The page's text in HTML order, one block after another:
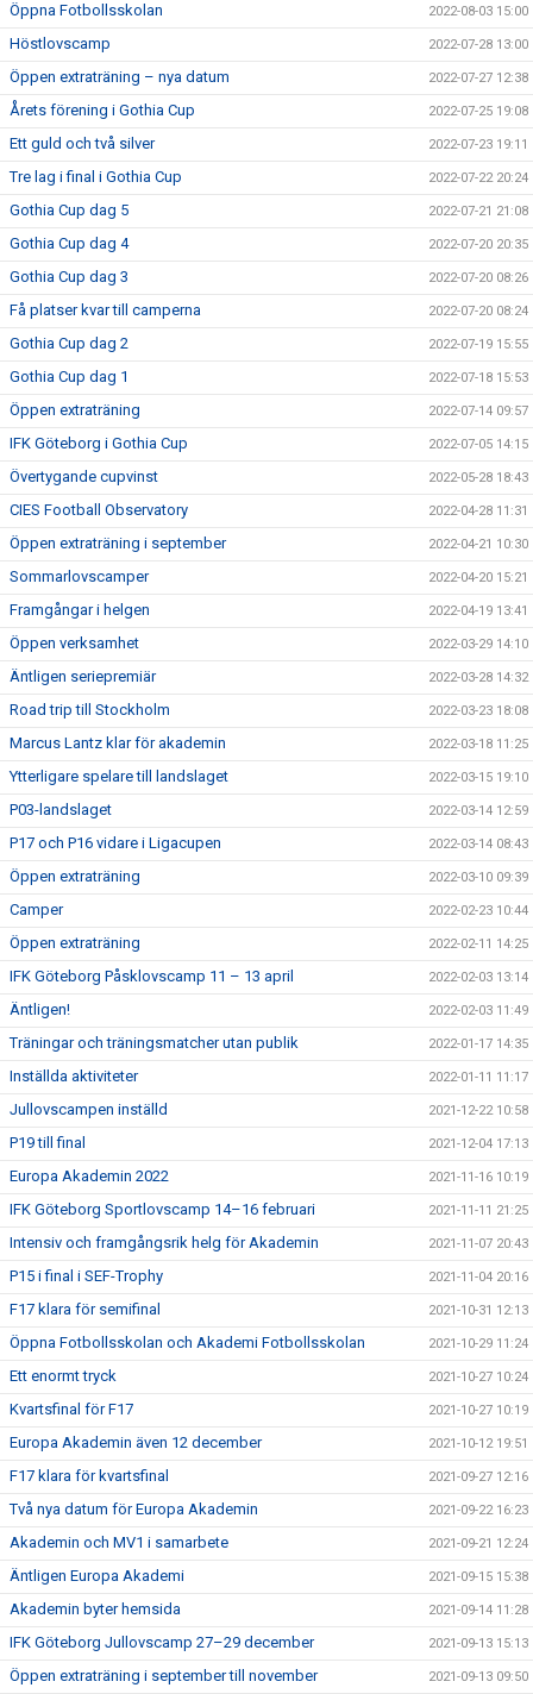
Öppna Fotbollsskolan 2022-08-03 15:00
Höstlovscamp 2022-07-28 13:00
Öppen extraträning – nya datum 2022-07-27 12:38
Årets förening i Gothia Cup 2022-07-25 19:08
Ett guld och två silver 2022-07-23 19:11
Tre lag i final i Gothia Cup 2022-07-22 20:24
Gothia Cup dag 5 2022-07-21 21:08
Gothia Cup dag 4 2022-07-20 20:35
Gothia Cup dag 3 2022-07-20 08:26
Få platser kvar till camperna 2022-07-20 08:24
Gothia Cup dag 2 2022-07-19 15:55
Gothia Cup dag 1 2022-07-18 15:53
Öppen extraträning 2022-07-14 09:57
IFK Göteborg i Gothia Cup 2022-07-05 14:15
Övertygande cupvinst 2022-05-28 18:43
CIES Football Observatory 2022-04-28 11:31
Öppen extraträning i september 2022-04-21 10:30
Sommarlovscamper 2022-04-20 15:21
Framgångar i helgen 2022-04-19 13:41
Öppen verksamhet 2022-03-29 14:10
Äntligen seriepremiär 2022-03-28 14:32
Road trip till Stockholm 2022-03-23 18:08
Marcus Lantz klar för akademin 2022-03-18 11:25
Ytterligare spelare till landslaget 2022-03-15 19:10
P03-landslaget 2022-03-14 12:59
P17 och P16 vidare i Ligacupen 2022-03-14 08:43
Öppen extraträning 2022-03-10 09:39
Camper 2022-02-23 10:44
Öppen extraträning 2022-02-11 14:25
IFK Göteborg Påsklovscamp 11 – 13 april 2022-02-03 13:14
Äntligen! 2022-02-03 11:49
Träningar och träningsmatcher utan publik 2022-01-17 14:35
Inställda aktiviteter 2022-01-11 11:17
Jullovscampen inställd 2021-12-22 10:58
P19 till final 2021-12-04 17:13
Europa Akademin 2022 2021-11-16 10:19
IFK Göteborg Sportlovscamp 14–16 februari 2021-11-11 21:25
Intensiv och framgångsrik helg för Akademin 2021-11-07 20:43
P15 i final i SEF-Trophy 2021-11-04 20:16
F17 klara för semifinal 2021-10-31 12:13
Öppna Fotbollsskolan och Akademi Fotbollsskolan 2021-10-29 11:24
Ett enormt tryck 2021-10-27 10:24
Kvartsfinal för F17 2021-10-27 10:19
Europa Akademin även 12 december 2021-10-12 19:51
F17 klara för kvartsfinal 2021-09-27 12:16
Två nya datum för Europa Akademin 2021-09-22 16:23
Akademin och MV1 i samarbete 2021-09-21 12:24
Äntligen Europa Akademi 2021-09-15 15:38
Akademin byter hemsida 2021-09-14 11:28
IFK Göteborg Jullovscamp 27–29 december 2021-09-13 15:13
Öppen extraträning i september till november 2021-09-13 09:50